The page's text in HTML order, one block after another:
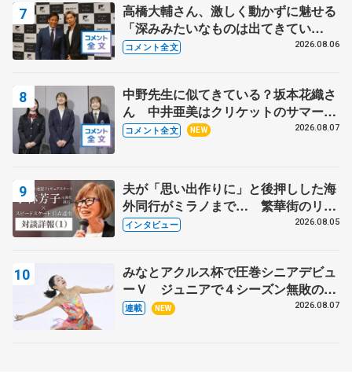
高橋大輔さん、激しく動かずに魅せる
「深みみたいなものは出てきてい
る？」 〝兄さん〟と慕うレジェンド
コメント全文 2026.08.06
中野先生に似てきている？坂本花織さ
ん 中井亜美はクリケットのサマーキ
ャンプに 島田麻央はたくさん試合に
コメント全文 NEW 2026.08.07
夫が「思い出作りに」と後押しした海
外同行がミラノまで… 繁華街のリン
クでは不良のお兄さんも味方に 小林
インタビュー 2026.08.05
みなとアクルス杯で圧巻シニアデビュ
ーＶ ジュニアで４シーズン無敗の島
田麻央
連載 NEW 2026.08.07